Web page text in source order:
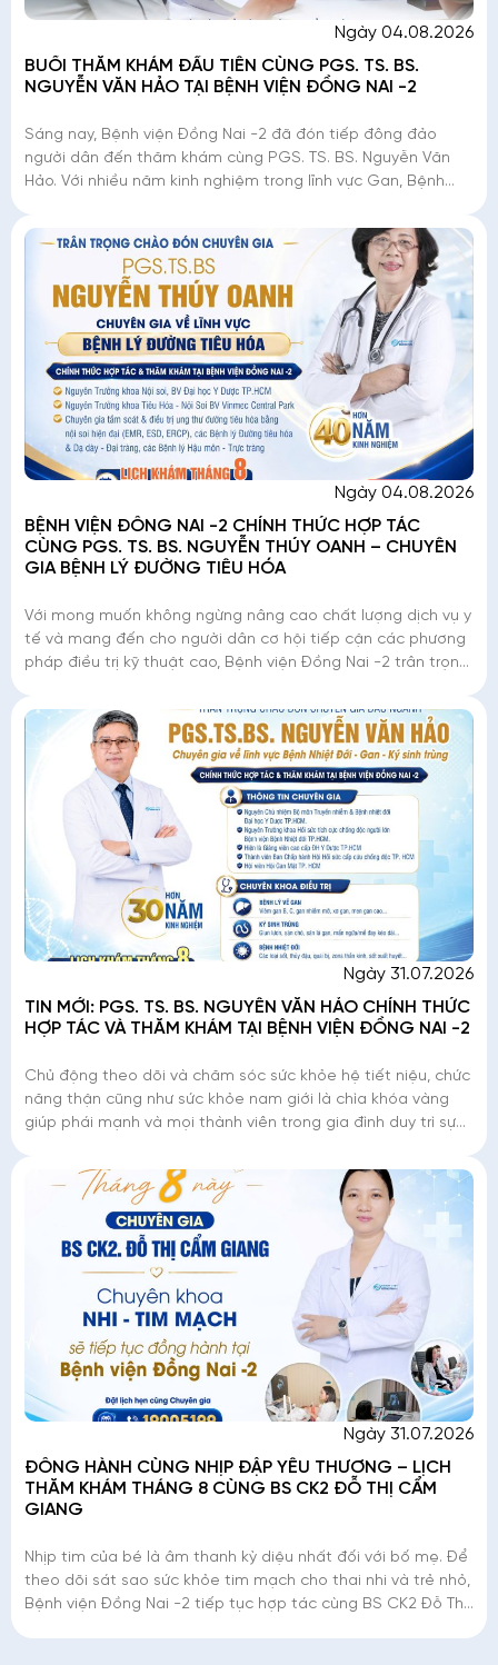
Ngày 04.08.2026
BUỔI THĂM KHÁM ĐẦU TIÊN CÙNG PGS. TS. BS.
NGUYỄN VĂN HẢO TẠI BỆNH VIỆN ĐỒNG NAI -2
Sáng nay, Bệnh viện Đồng Nai -2 đã đón tiếp đông đảo
người dân đến thăm khám cùng PGS. TS. BS. Nguyễn Văn
Hảo. Với nhiều năm kinh nghiệm trong lĩnh vực Gan, Bệnh
Ngày 04.08.2026
BỆNH VIỆN ĐỒNG NAI -2 CHÍNH THỨC HỢP TÁC
CÙNG PGS. TS. BS. NGUYỄN THÚY OANH – CHUYÊN
GIA BỆNH LÝ ĐƯỜNG TIÊU HÓA
Với mong muốn không ngừng nâng cao chất lượng dịch vụ y
tế và mang đến cho người dân cơ hội tiếp cận các phương
pháp điều trị kỹ thuật cao, Bệnh viện Đồng Nai -2 trân trọng
Ngày 31.07.2026
TIN MỚI: PGS. TS. BS. NGUYỄN VĂN HẢO CHÍNH THỨC
HỢP TÁC VÀ THĂM KHÁM TẠI BỆNH VIỆN ĐỒNG NAI -2
Chủ động theo dõi và chăm sóc sức khỏe hệ tiết niệu, chức
năng thận cũng như sức khỏe nam giới là chìa khóa vàng
giúp phái mạnh và mọi thành viên trong gia đình duy trì sự
Ngày 31.07.2026
ĐỒNG HÀNH CÙNG NHỊP ĐẬP YÊU THƯƠNG – LỊCH
THĂM KHÁM THÁNG 8 CÙNG BS CK2 ĐỖ THỊ CẨM
GIANG
Nhịp tim của bé là âm thanh kỳ diệu nhất đối với bố mẹ. Để
theo dõi sát sao sức khỏe tim mạch cho thai nhi và trẻ nhỏ,
Bệnh viện Đồng Nai -2 tiếp tục hợp tác cùng BS CK2 Đỗ Thị